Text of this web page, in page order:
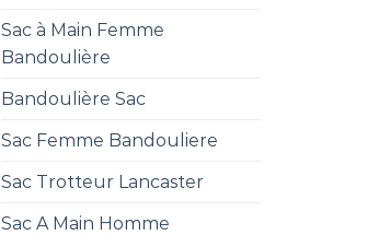
Sac à Main Femme
Bandoulière
Bandoulière Sac
Sac Femme Bandouliere
Sac Trotteur Lancaster
Sac A Main Homme